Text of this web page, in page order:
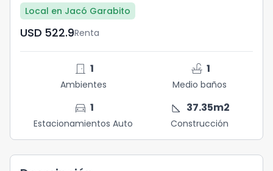
Local en Jacó Garabito
USD	522.9Renta
door_front 1
Ambientes
faucet 1
Medio baños
directions_car 1
Estacionamientos Auto
square_foot 37.35m2
Construcción